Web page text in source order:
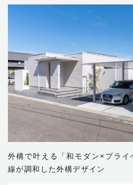
外構で叶える「和モダン×プライ
線が調和した外構デザイン